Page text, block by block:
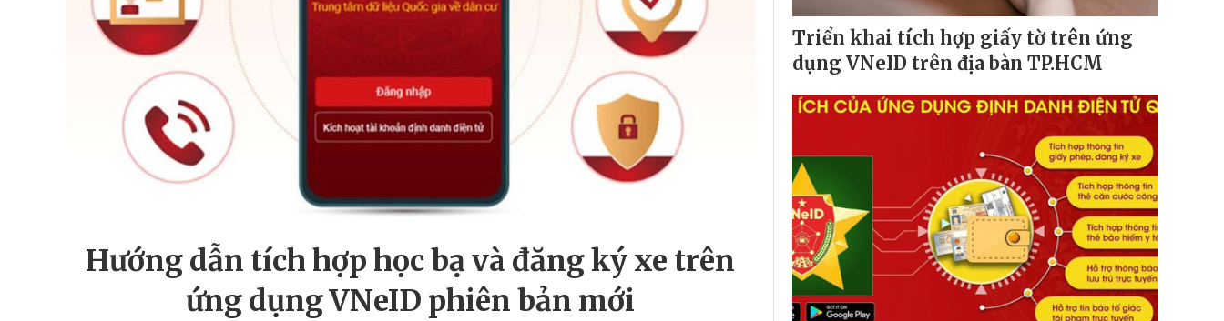
Hướng dẫn tích hợp học bạ và đăng ký xe trên
ứng dụng VNeID phiên bản mới
Triển khai tích hợp giấy tờ trên ứng
dụng VNeID trên địa bàn TP.HCM